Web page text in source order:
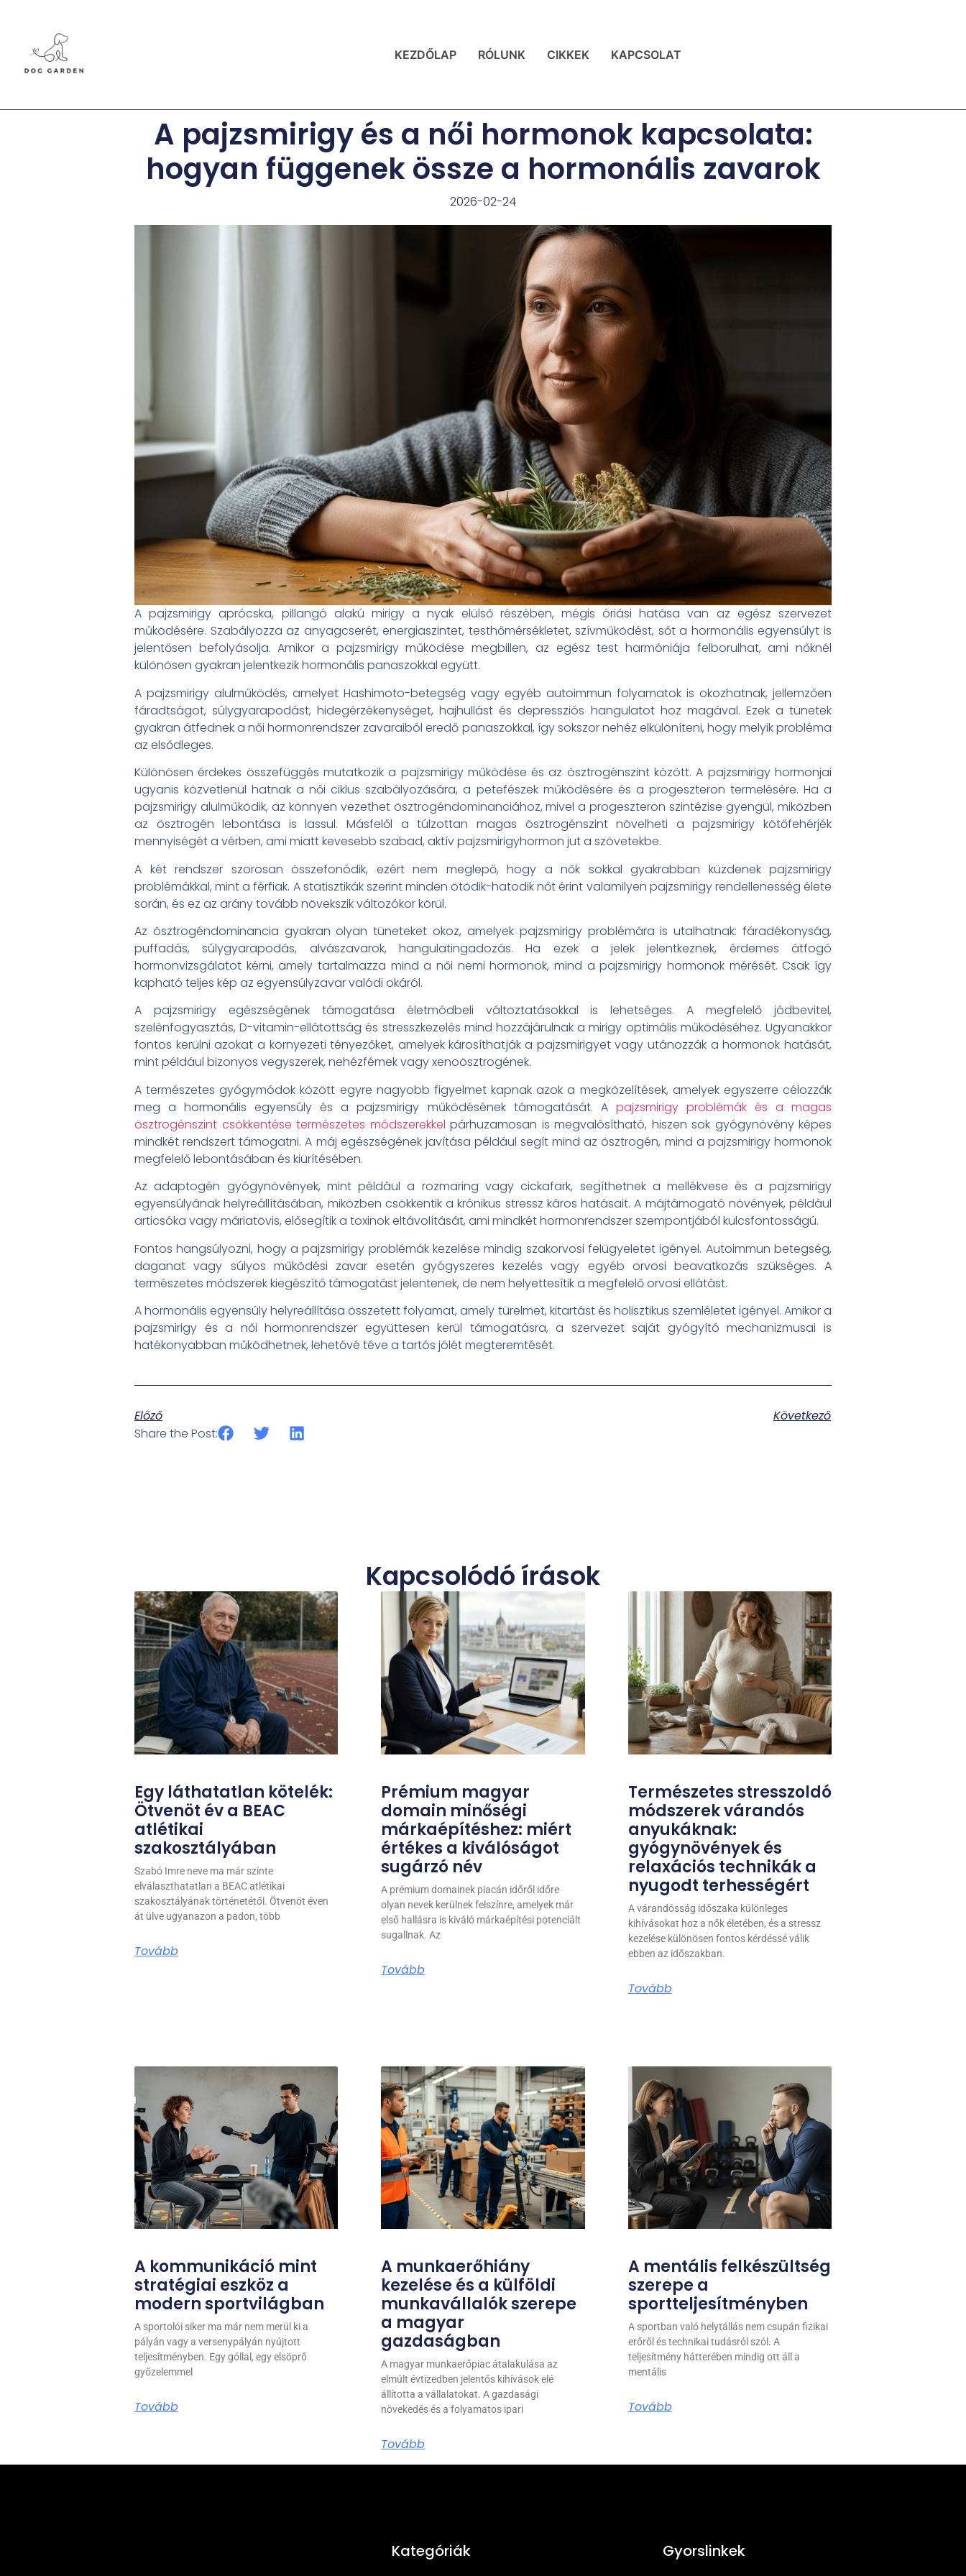
KEZDŐLAP RÓLUNK CIKKEK KAPCSOLAT
A pajzsmirigy és a női hormonok kapcsolata:
hogyan függenek össze a hormonális zavarok
2026-02-24
A pajzsmirigy aprócska, pillangó alakú mirigy a nyak elülső részében, mégis óriási hatása van az egész szervezet
működésére. Szabályozza az anyagcserét, energiaszintet, testhőmérsékletet, szívműködést, sőt a hormonális egyensúlyt is
jelentősen befolyásolja. Amikor a pajzsmirigy működése megbillen, az egész test harmóniája felborulhat, ami nőknél
különösen gyakran jelentkezik hormonális panaszokkal együtt.
A pajzsmirigy alulműködés, amelyet Hashimoto-betegség vagy egyéb autoimmun folyamatok is okozhatnak, jellemzően
fáradtságot, súlygyarapodást, hidegérzékenységet, hajhullást és depressziós hangulatot hoz magával. Ezek a tünetek
gyakran átfednek a női hormonrendszer zavaraiból eredő panaszokkal, így sokszor nehéz elkülöníteni, hogy melyik probléma
az elsődleges.
Különösen érdekes összefüggés mutatkozik a pajzsmirigy működése és az ösztrogénszint között. A pajzsmirigy hormonjai
ugyanis közvetlenül hatnak a női ciklus szabályozására, a petefészek működésére és a progeszteron termelésére. Ha a
pajzsmirigy alulműködik, az könnyen vezethet ösztrogéndominanciához, mivel a progeszteron szintézise gyengül, miközben
az ösztrogén lebontása is lassul. Másfelől a túlzottan magas ösztrogénszint növelheti a pajzsmirigy kötőfehérjék
mennyiségét a vérben, ami miatt kevesebb szabad, aktív pajzsmirigyhormon jut a szövetekbe.
A két rendszer szorosan összefonódik, ezért nem meglepő, hogy a nők sokkal gyakrabban küzdenek pajzsmirigy
problémákkal, mint a férfiak. A statisztikák szerint minden ötödik-hatodik nőt érint valamilyen pajzsmirigy rendellenesség élete
során, és ez az arány tovább növekszik változókor körül.
Az ösztrogéndominancia gyakran olyan tüneteket okoz, amelyek pajzsmirigy problémára is utalhatnak: fáradékonyság,
puffadás, súlygyarapodás, alvászavarok, hangulatingadozás. Ha ezek a jelek jelentkeznek, érdemes átfogó
hormonvizsgálatot kérni, amely tartalmazza mind a női nemi hormonok, mind a pajzsmirigy hormonok mérését. Csak így
kapható teljes kép az egyensúlyzavar valódi okáról.
A pajzsmirigy egészségének támogatása életmódbeli változtatásokkal is lehetséges. A megfelelő jódbevitel,
szelénfogyasztás, D-vitamin-ellátottság és stresszkezelés mind hozzájárulnak a mirigy optimális működéséhez. Ugyanakkor
fontos kerülni azokat a környezeti tényezőket, amelyek károsíthatják a pajzsmirigyet vagy utánozzák a hormonok hatását,
mint például bizonyos vegyszerek, nehézfémek vagy xenoösztrogének.
A természetes gyógymódok között egyre nagyobb figyelmet kapnak azok a megközelítések, amelyek egyszerre célozzák
meg a hormonális egyensúly és a pajzsmirigy működésének támogatását. A pajzsmirigy problémák és a magas
ösztrogénszint csökkentése természetes módszerekkel párhuzamosan is megvalósítható, hiszen sok gyógynövény képes
mindkét rendszert támogatni. A máj egészségének javítása például segít mind az ösztrogén, mind a pajzsmirigy hormonok
megfelelő lebontásában és kiürítésében.
Az adaptogén gyógynövények, mint például a rozmaring vagy cickafark, segíthetnek a mellékvese és a pajzsmirigy
egyensúlyának helyreállításában, miközben csökkentik a krónikus stressz káros hatásait. A májtámogató növények, például
articsóka vagy máriatövis, elősegítik a toxinok eltávolítását, ami mindkét hormonrendszer szempontjából kulcsfontosságú.
Fontos hangsúlyozni, hogy a pajzsmirigy problémák kezelése mindig szakorvosi felügyeletet igényel. Autoimmun betegség,
daganat vagy súlyos működési zavar esetén gyógyszeres kezelés vagy egyéb orvosi beavatkozás szükséges. A
természetes módszerek kiegészítő támogatást jelentenek, de nem helyettesítik a megfelelő orvosi ellátást.
A hormonális egyensúly helyreállítása összetett folyamat, amely türelmet, kitartást és holisztikus szemléletet igényel. Amikor a
pajzsmirigy és a női hormonrendszer együttesen kerül támogatásra, a szervezet saját gyógyító mechanizmusai is
hatékonyabban működhetnek, lehetővé téve a tartós jólét megteremtését.
Előző
Következő
Share the Post:
Kapcsolódó írások
Egy láthatatlan kötelék:
Ötvenöt év a BEAC
atlétikai
szakosztályában
Szabó Imre neve ma már szinte
elválaszthatatlan a BEAC atlétikai
szakosztályának történetétől. Ötvenöt éven
át ülve ugyanazon a padon, több
Tovább
Prémium magyar
domain minőségi
márkaépítéshez: miért
értékes a kiválóságot
sugárzó név
A prémium domainek piacán időről időre
olyan nevek kerülnek felszínre, amelyek már
első hallásra is kiváló márkaépítési potenciált
sugallnak. Az
Tovább
Természetes stresszoldó
módszerek várandós
anyukáknak:
gyógynövények és
relaxációs technikák a
nyugodt terhességért
A várandósság időszaka különleges
kihívásokat hoz a nők életében, és a stressz
kezelése különösen fontos kérdéssé válik
ebben az időszakban.
Tovább
A kommunikáció mint
stratégiai eszköz a
modern sportvilágban
A sportolói siker ma már nem merül ki a
pályán vagy a versenypályán nyújtott
teljesítményben. Egy góllal, egy elsöprő
győzelemmel
Tovább
A munkaerőhiány
kezelése és a külföldi
munkavállalók szerepe
a magyar
gazdaságban
A magyar munkaerőpiac átalakulása az
elmúlt évtizedben jelentős kihívások elé
állította a vállalatokat. A gazdasági
növekedés és a folyamatos ipari
Tovább
A mentális felkészültség
szerepe a
sportteljesítményben
A sportban való helytállás nem csupán fizikai
erőről és technikai tudásról szól. A
teljesítmény hátterében mindig ott áll a
mentális
Tovább
Kategóriák Gyorslinkek